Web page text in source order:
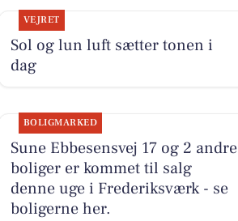
VEJRET
Sol og lun luft sætter tonen i
dag
BOLIGMARKED
Sune Ebbesensvej 17 og 2 andre
boliger er kommet til salg
denne uge i Frederiksværk - se
boligerne her.